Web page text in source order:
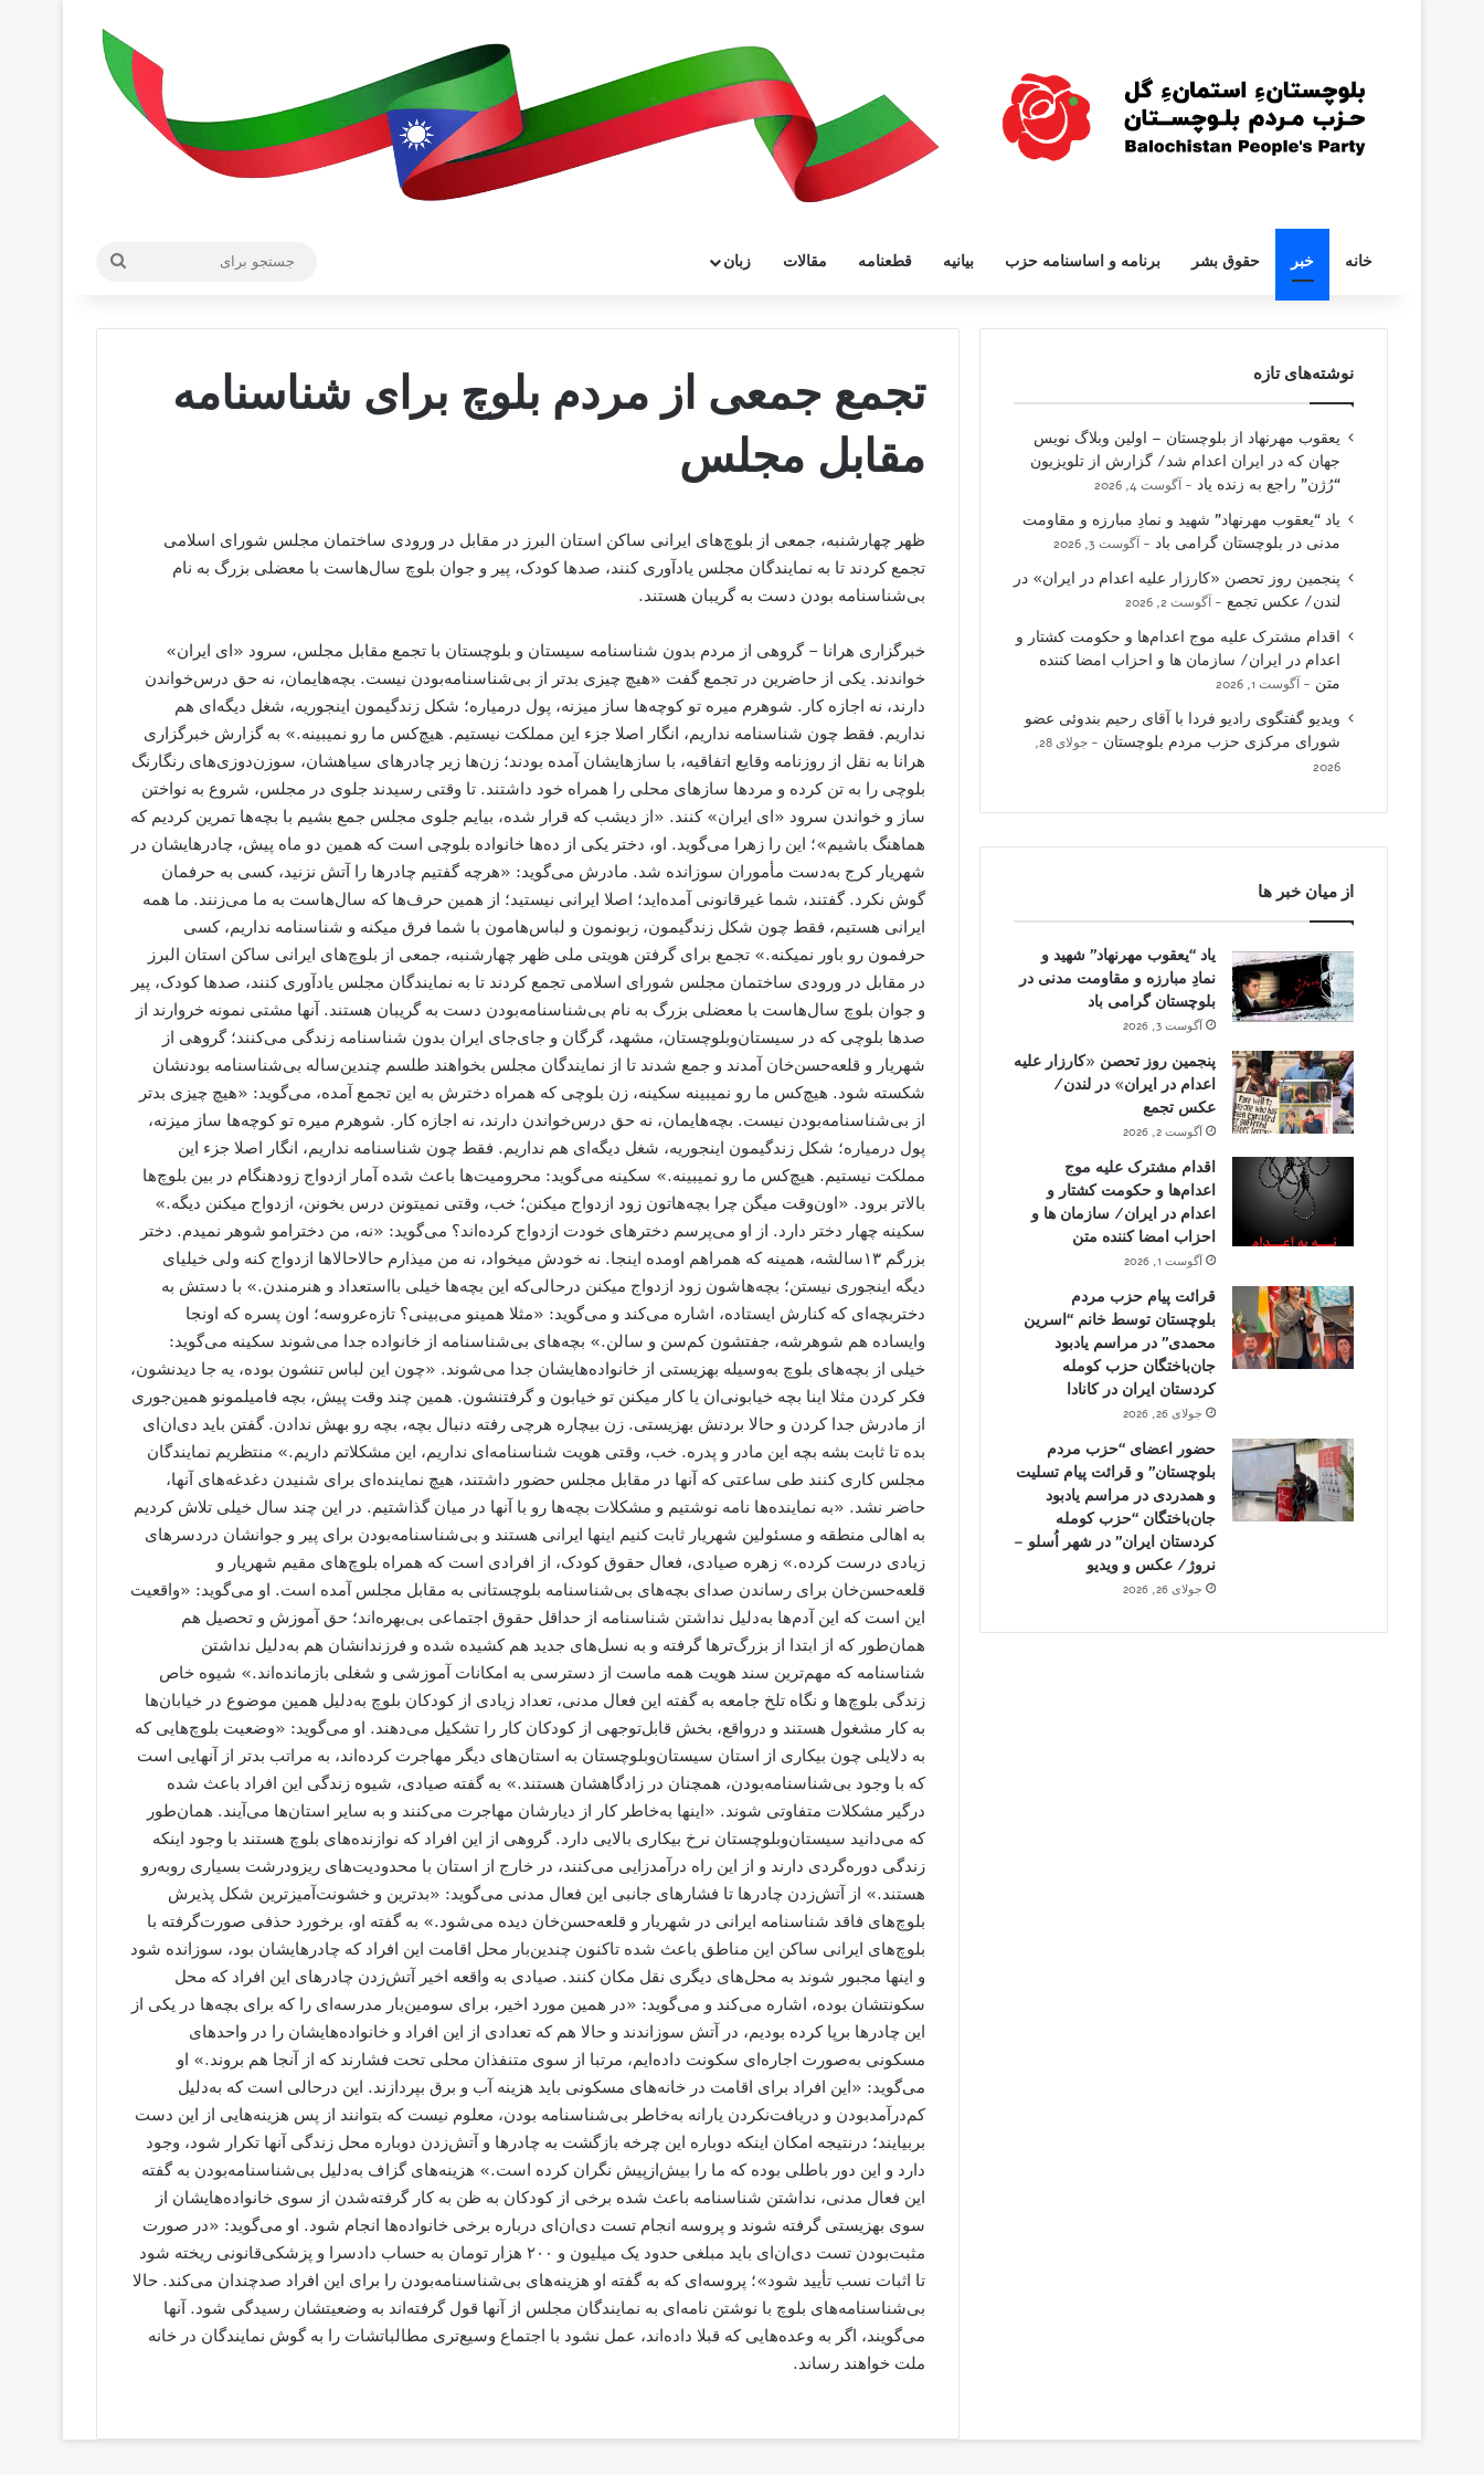
خانه خبر حقوق بشر برنامه و اساسنامه حزب بیانیه قطعنامه مقالات زبان
تجمع جمعی از مردم بلوچ برای شناسنامه
مقابل مجلس
ظهر چهارشنبه، جمعی از بلوچ‌های ایرانی ساکن استان البرز در مقابل در ورودی ساختمان مجلس شورای اسلامی
تجمع کردند تا به نمایندگان مجلس یادآوری کنند، صدها کودک، پیر و جوان بلوچ سال‌هاست با معضلی بزرگ به نام
بی‌شناسنامه‌ بودن دست به گریبان هستند.
خبرگزاری هرانا – گروهی از مردم بدون شناسنامه سیستان و بلوچستان با تجمع مقابل مجلس، سرود «ای ایران»
خواندند. یکی از حاضرین در تجمع گفت «هیچ چیزی بدتر از بی‌شناسنامه‌بودن نیست. بچه‌هایمان، نه حق درس‌خواندن
دارند، نه اجازه کار. شوهرم میره تو کوچه‌ها ساز میزنه، پول درمیاره؛ شکل زندگیمون اینجوریه، شغل دیگه‌ای هم
نداریم. فقط چون شناسنامه نداریم، انگار اصلا جزء این مملکت نیستیم. هیچ‌کس ما رو نمیبینه.» به گزارش خبرگزاری
هرانا به نقل از روزنامه وقایع اتفاقیه، با سازهایشان آمده بودند؛ زن‌ها زیر چادرهای سیاهشان، سوزن‌دوزی‌های رنگارنگ
بلوچی را به تن کرده‌ و مردها سازهای محلی را همراه خود داشتند. تا وقتی رسیدند جلوی در مجلس، شروع به نواختن
ساز و خواندن سرود «‌ای ایران» کنند. «از دیشب که قرار شده، بیایم جلوی مجلس جمع بشیم با بچه‌ها تمرین کردیم که
هماهنگ باشیم»؛ این را زهرا می‌گوید. او، دختر یکی از ده‌ها خانواده بلوچی‌ است که همین دو ماه پیش، چادرهایشان در
شهریار کرج به‌دست مأموران سوزانده شد. مادرش می‌گوید: «هرچه گفتیم چادرها را آتش نزنید، کسی به حرفمان
گوش نکرد. گفتند، شما غیر‌قانونی آمده‌اید؛ اصلا ایرانی نیستید؛ از همین حرف‌ها که سال‌هاست به ما می‌زنند. ما همه
ایرانی هستیم، فقط چون شکل زندگیمون، زبونمون و لباس‌هامون با شما فرق میکنه و شناسنامه نداریم، کسی
حرفمون رو باور نمیکنه.» تجمع برای گرفتن هویتی ملی ظهر چهارشنبه، جمعی از بلوچ‌های ایرانی ساکن استان البرز
در مقابل در ورودی ساختمان مجلس شورای اسلامی تجمع کردند تا به نمایندگان مجلس یادآوری کنند، صدها کودک، پیر
و جوان بلوچ سال‌هاست با معضلی بزرگ به نام بی‌شناسنامه‌بودن دست به گریبان هستند. آنها مشتی نمونه خروارند از
صدها بلوچی که در سیستان‌و‌بلوچستان، مشهد، گرگان و جای‌جای ایران بدون شناسنامه زندگی می‌کنند؛ گروهی از
شهریار و قلعه‌حسن‌خان آمدند و جمع شدند تا از نمایندگان مجلس بخواهند طلسم چندین‌ساله بی‌شناسنامه بودنشان
شکسته شود. هیچ‌کس ما رو نمیبینه سکینه، زن بلوچی که همراه دخترش به این تجمع آمده، می‌گوید: «هیچ چیزی بدتر
از بی‌شناسنامه‌بودن نیست. بچه‌هایمان، نه حق درس‌خواندن دارند، نه اجازه کار. شوهرم میره تو کوچه‌ها ساز میزنه،
پول درمیاره؛ شکل زندگیمون اینجوریه، شغل دیگه‌ای هم نداریم. فقط چون شناسنامه نداریم، انگار اصلا جزء این
مملکت نیستیم. هیچ‌کس ما رو نمیبینه.» سکینه می‌گوید: محرومیت‌ها باعث شده آمار ازدواج زودهنگام در بین بلوچ‌ها
بالاتر برود. «اون‌وقت میگن چرا بچه‌هاتون زود ازدواج میکنن؛ خب، وقتی نمیتونن درس بخونن، ازدواج میکنن دیگه.»
سکینه چهار دختر دارد. از او می‌پرسم دخترهای خودت ازدواج کرده‌اند؟ می‌گوید: «نه، من دخترامو شوهر نمیدم. دختر
بزرگم ۱۳سالشه، همینه که همراهم اومده اینجا. نه خودش میخواد، نه من میذارم حالا‌حالاها ازدواج کنه ولی خیلیای
دیگه اینجوری نیستن؛ بچه‌ها‌شون زود ازدواج میکنن درحالی‌که این بچه‌ها خیلی با‌استعداد و هنرمندن.» با دستش به
دختربچه‌ای که کنارش ایستاده، اشاره می‌کند و می‌گوید: «مثلا همینو می‌بینی؟ تازه‌عروسه؛ اون پسره که اونجا
وایساده هم شوهرشه، جفتشون کم‌سن و سالن.» بچه‌های بی‌شناسنامه از خانواده جدا می‌شوند سکینه می‌گوید:
خیلی از بچه‌های بلوچ به‌وسیله بهزیستی از خانواده‌هایشان جدا می‌شوند. «چون این لباس تنشون بوده، یه جا دیدنشون،
فکر کردن مثلا اینا بچه خیابونی‌ان یا کار میکنن تو خیابون و گرفتنشون. همین چند وقت پیش، بچه فامیلمونو همین‌جوری
از مادرش جدا کردن و حالا بردنش بهزیستی. زن بیچاره هرچی رفته دنبال بچه، بچه رو بهش ندادن. گفتن باید دی‌ان‌ای
بده تا ثابت بشه بچه این مادر و پدره. خب، وقتی هویت شناسنامه‌ای نداریم، این مشکلاتم داریم.» منتظریم نمایندگان
مجلس کاری کنند طی ساعتی که آنها در مقابل مجلس حضور داشتند، هیچ نماینده‌ای برای شنیدن دغدغه‌های آنها،
حاضر نشد. «به نماینده‌ها نامه نوشتیم و مشکلات بچه‌ها رو با آنها در میان گذاشتیم. در این چند سال خیلی تلاش کردیم
به اهالی منطقه و مسئولین شهریار ثابت کنیم اینها ایرانی هستند و بی‌شناسنامه‌بودن برای پیر و جوانشان دردسر‌های
زیادی درست کرده.» زهره صیادی، فعال حقوق کودک، از افرادی است که همراه بلوچ‌های مقیم شهریار و
قلعه‌حسن‌خان برای رساندن صدای بچه‌های بی‌شناسنامه بلوچستانی به مقابل مجلس آمده است. او می‌گوید: «واقعیت
این است که این آدم‌ها به‌دلیل نداشتن شناسنامه از حداقل‌ حقوق اجتماعی بی‌بهره‌اند؛ حق آموزش و تحصیل هم
همان‌طور که از ابتدا از بزرگ‌ترها گرفته و به نسل‌های جدید هم کشیده شده و فرزندانشان هم به‌دلیل نداشتن
شناسنامه که مهم‌ترین سند هویت همه ماست از دسترسی به امکانات آموزشی و شغلی بازمانده‌اند.» شیوه خاص
زندگی بلوچ‌ها و نگاه تلخ جامعه به گفته این فعال مدنی، تعداد زیادی از کودکان بلوچ به‌دلیل همین موضوع در خیابان‌ها
به کار مشغول هستند و درواقع، بخش قابل‌توجهی از کودکان کار را تشکیل می‌دهند. او می‌گوید: «وضعیت بلوچ‌هایی که
به دلایلی چون بیکاری از استان سیستان‌و‌بلوچستان به استان‌های دیگر مهاجرت کرده‌اند، به مراتب بدتر از آنهایی ا‌ست
که با وجود بی‌شناسنامه‌بودن، همچنان در زادگاهشان هستند.» به گفته صیادی، شیوه زندگی این افراد باعث شده
درگیر مشکلات متفاوتی شوند. «اینها به‌خاطر کار از دیارشان مهاجرت می‌کنند و به سایر استان‌ها می‌آیند. همان‌طور
که می‌دانید سیستان‌و‌بلوچستان نرخ بیکاری بالایی دارد. گروهی از این افراد که نوازنده‌های بلوچ هستند با وجود اینکه
زندگی دوره‌گردی دارند و از این راه درآمدزایی می‌کنند، در خارج از استان با محدودیت‌های ریزودرشت بسیاری روبه‌رو
هستند.» از آتش‌زدن چادرها تا فشار‌های جانبی این فعال مدنی می‌گوید: «بدترین و خشونت‌آمیزترین شکل پذیرش
بلوچ‌های فاقد شناسنامه ایرانی در شهریار و قلعه‌‌حسن‌خان دیده می‌شود.» به گفته او، برخورد حذفی صورت‌گرفته با
بلوچ‌های ایرانی ساکن این مناطق باعث شده تاکنون چندین‌بار محل اقامت این افراد که چادرهایشان بود، سوزانده شود
و اینها مجبور شوند به محل‌های دیگری نقل مکان کنند. صیادی به واقعه اخیر آتش‌زدن چادرهای این افراد که محل
سکونتشان بوده، اشاره می‌کند و می‌گوید: «در همین مورد اخیر، برای سومین‌بار مدرسه‌ای را که برای بچه‌ها در یکی از
این چادرها برپا کرده بودیم، در آتش سوزاندند و حالا هم که تعدادی از این افراد و خانواده‌هایشان را در واحدهای
مسکونی به‌صورت اجاره‌ای سکونت داده‌ایم، مرتبا از سوی متنفذان محلی تحت فشارند که از آنجا هم بروند.» او
می‌گوید: «این افراد برای اقامت در خانه‌های مسکونی باید هزینه آب و برق بپردازند. این درحالی است که به‌دلیل
کم‌درآمد‌بودن و دریافت‌نکردن یارانه به‌خاطر بی‌شناسنامه بودن، معلوم نیست که بتوانند از پس هزینه‌هایی از این دست
بربیایند؛ درنتیجه امکان اینکه دوباره این چرخه بازگشت به چادرها و آتش‌زدن دوباره محل زندگی آنها تکرار شود، وجود
دارد و این دور باطلی بوده که ما را بیش‌ازپیش نگران کرده است.» هزینه‌های گزاف به‌دلیل بی‌شناسنامه‌بودن به گفته
این فعال مدنی، نداشتن شناسنامه باعث شده برخی از کودکان به ظن به کار گرفته‌شدن از سوی خانواده‌هایشان از
سوی بهزیستی گرفته شوند و پروسه انجام تست دی‌ان‌ای درباره برخی خانواده‌ها انجام شود. او می‌گوید: «در صورت
مثبت‌بودن تست دی‌ان‌ای باید مبلغی حدود یک میلیون و ۲۰۰ هزار تومان به حساب دادسرا و پزشکی‌قانونی ریخته شود
تا اثبات نسب تأیید شود»؛ پروسه‌ای که به گفته او هزینه‌های بی‌شناسنامه‌بودن را برای این افراد صدچندان می‌کند. حالا
بی‌شناسنامه‌های بلوچ با نوشتن نامه‌ای به نمایندگان مجلس از آنها قول گرفته‌اند به وضعیتشان رسیدگی شود. آنها
می‌گویند، اگر به وعده‌هایی که قبلا داده‌اند، عمل نشود با اجتماع وسیع‌تری مطالباتشات را به گوش نمایندگان در خانه
ملت خواهند رساند.
نوشته‌های تازه
یعقوب مهرنهاد از بلوچستان – اولین وبلاگ نویس
جهان که در ایران اعدام شد/ گزارش از تلویزیون
“رُژن” راجع به زنده یاد
آگوست 4, 2026
یاد “یعقوب مهرنهاد” شهید و نمادِ مبارزه و مقاومت
مدنی در بلوچستان گرامی باد
آگوست 3, 2026
پنجمین روز تحصن «کارزار علیه اعدام در ایران» در
لندن/ عکس تجمع
آگوست 2, 2026
اقدام مشترک علیه موج اعدام‌ها و حکومت کشتار و
اعدام در ایران/ سازمان ها و احزاب امضا کننده
متن
آگوست 1, 2026
ویدیو گفتگوی رادیو فردا با آقای رحیم بندوئی عضو
شورای مرکزی حزب مردم بلوچستان
جولای 28,
2026
از میان خبر ها
یاد “یعقوب مهرنهاد” شهید و
نمادِ مبارزه و مقاومت مدنی در
بلوچستان گرامی باد
آگوست 3, 2026
پنجمین روز تحصن «کارزار علیه
اعدام در ایران» در لندن/
عکس تجمع
آگوست 2, 2026
اقدام مشترک علیه موج
اعدام‌ها و حکومت کشتار و
اعدام در ایران/ سازمان ها و
احزاب امضا کننده متن
آگوست 1, 2026
قرائت پیام حزب مردم
بلوچستان توسط خانم “اسرین
محمدی” در مراسم یادبود
جان‌باختگان حزب کومله
کردستان ایران در کانادا
جولای 26, 2026
حضور اعضای “حزب مردم
بلوچستان” و قرائت پیام تسلیت
و همدردی در مراسم یادبود
جان‌باختگان “حزب کومله
کردستان ایران” در شهر اُسلو –
نروژ/ عکس و ویدیو
جولای 26, 2026